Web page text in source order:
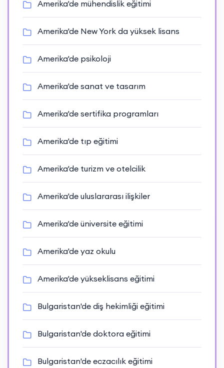
Amerika'de mühendislik eğitimi
Amerika'de New York da yüksek lisans
Amerika'de psikoloji
Amerika'de sanat ve tasarım
Amerika'de sertifika programları
Amerika'de tıp eğitimi
Amerika'de turizm ve otelcilik
Amerika'de uluslararası ilişkiler
Amerika'de üniversite eğitimi
Amerika'de yaz okulu
Amerika'de yükseklisans eğitimi
Bulgaristan'de diş hekimliği eğitimi
Bulgaristan'de doktora eğitimi
Bulgaristan'de eczacılık eğitimi